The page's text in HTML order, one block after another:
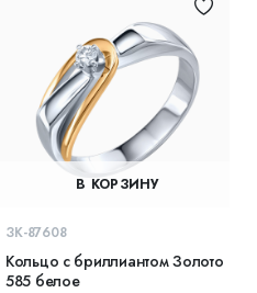
В КОРЗИНУ
ЗК-87608
Кольцо с бриллиантом Золото
585 белое